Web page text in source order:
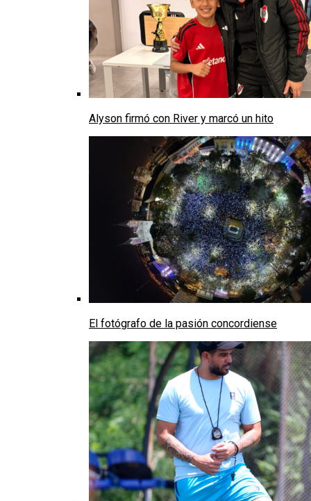
Alyson firmó con River y marcó un hito
El fotógrafo de la pasión concordiense